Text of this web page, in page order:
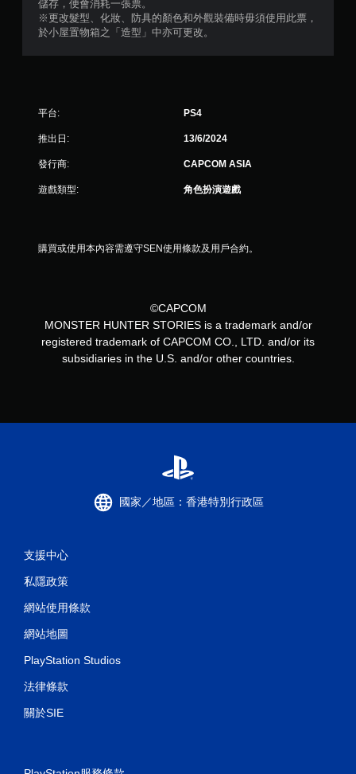
儲存，便會消耗一張票。
※更改髮型、化妝、防具的顏色和外觀裝備時毋須使用此票，
於小屋置物箱之「造型」中亦可更改。
平台: PS4
推出日: 13/6/2024
發行商: CAPCOM ASIA
遊戲類型: 角色扮演遊戲
購買或使用本內容需遵守SEN使用條款及用戶合約。
©CAPCOM
MONSTER HUNTER STORIES is a trademark and/or
registered trademark of CAPCOM CO., LTD. and/or its
subsidiaries in the U.S. and/or other countries.
國家／地區：香港特別行政區
支援中心
私隱政策
網站使用條款
網站地圖
PlayStation Studios
法律條款
關於SIE